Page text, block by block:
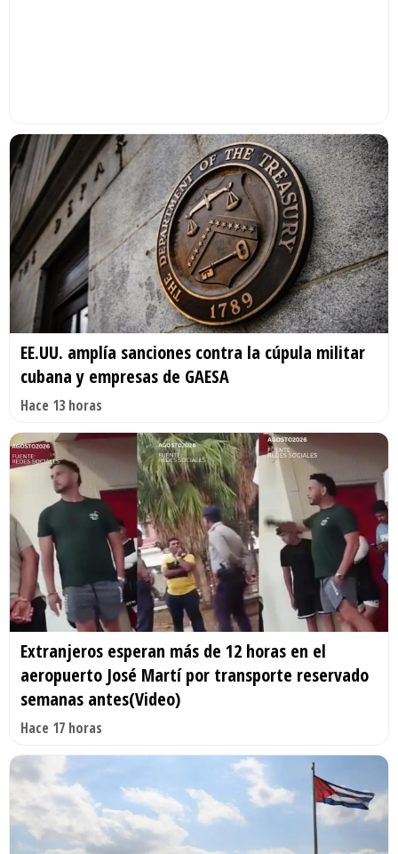
EE.UU. amplía sanciones contra la cúpula militar
cubana y empresas de GAESA
Hace 13 horas
Extranjeros esperan más de 12 horas en el
aeropuerto José Martí por transporte reservado
semanas antes(Video)
Hace 17 horas